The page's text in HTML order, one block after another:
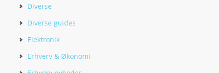
Diverse
Diverse guides
Elektronik
Erhverv & Økonomi